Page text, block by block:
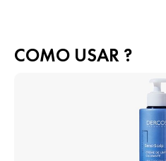
COMO USAR ?